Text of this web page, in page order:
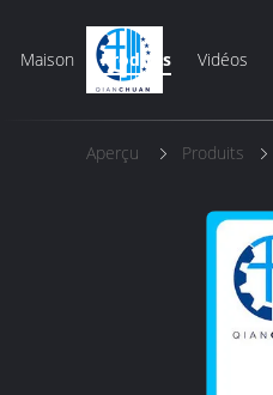
Maison Produits Vidéos
Aperçu Produits